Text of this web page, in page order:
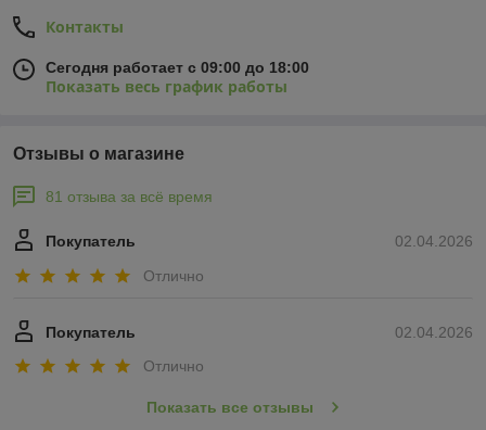
Контакты
Сегодня работает с 09:00 до 18:00
Показать весь график работы
Отзывы о магазине
81 отзыва за всё время
02.04.2026
Покупатель
Отлично
02.04.2026
Покупатель
Отлично
Показать все отзывы